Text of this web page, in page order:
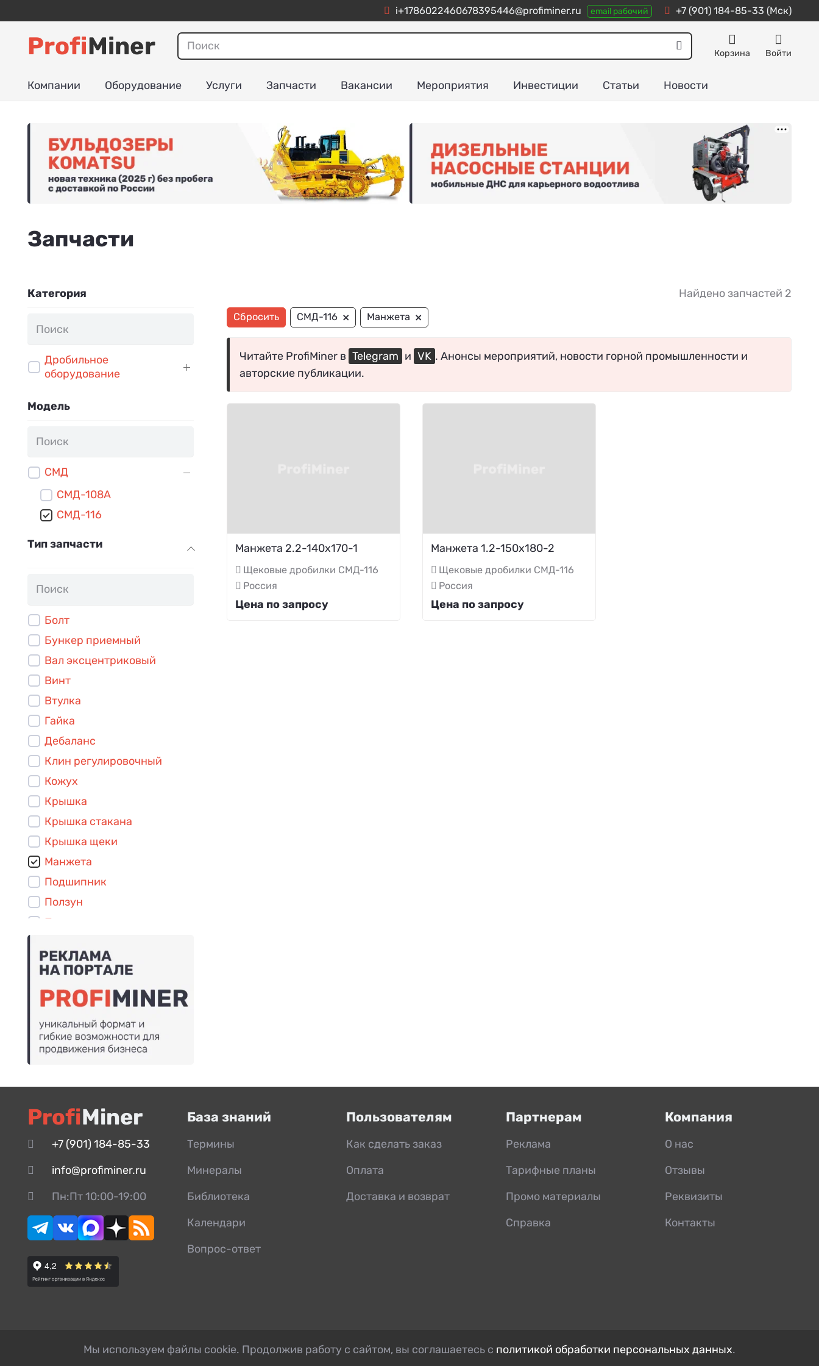
i+1786022460678395446@profiminer.ru email рабочий +7 (901) 184-85-33 (Мск)
ProfiMiner Корзина Войти
Компании Оборудование Услуги Запчасти Вакансии Мероприятия Инвестиции Статьи Новости
Запчасти
Категория
Дробильное
оборудование
Модель
СМД
СМД-108А
СМД-116
Тип запчасти
Болт
Бункер приемный
Вал эксцентриковый
Винт
Втулка
Гайка
Дебаланс
Клин регулировочный
Кожух
Крышка
Крышка стакана
Крышка щеки
Манжета
Подшипник
Ползун
Привод
Стакан
Сухарь
Тяга
Шкаф управления
Найдено запчастей 2
Сбросить СМД-116 × Манжета ×
Читайте ProfiMiner в Telegram и VK . Анонсы мероприятий, новости горной промышленности и
авторские публикации.
Манжета 2.2-140х170-1
Щековые дробилки СМД-116
Россия
Цена по запросу
Манжета 1.2-150х180-2
Щековые дробилки СМД-116
Россия
Цена по запросу
ProfiMiner
+7 (901) 184-85-33
info@profiminer.ru
Пн:Пт 10:00-19:00
База знаний
Термины
Минералы
Библиотека
Календари
Вопрос-ответ
Пользователям
Как сделать заказ
Оплата
Доставка и возврат
Партнерам
Реклама
Тарифные планы
Промо материалы
Справка
Компания
О нас
Отзывы
Реквизиты
Контакты
Мы используем файлы cookie. Продолжив работу с сайтом, вы соглашаетесь с политикой обработки персональных данных.